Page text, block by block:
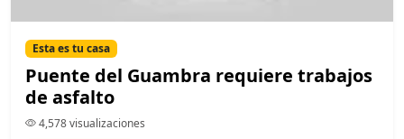
Esta es tu casa
Puente del Guambra requiere trabajos
de asfalto
4,578 visualizaciones